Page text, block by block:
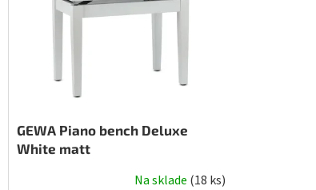
GEWA Piano bench Deluxe
White matt
Na sklade (18 ks)